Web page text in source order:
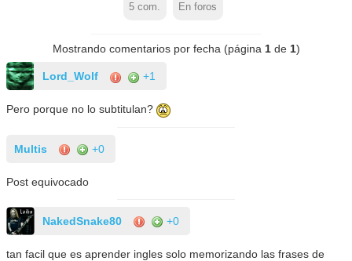
5 com. En foros
Mostrando comentarios por fecha (página 1de 1)
Lord_Wolf +1
Pero porque no lo subtitulan?
Multis +0
Post equivocado
NakedSnake80 +0
tan facil que es aprender ingles solo memorizando las frases de